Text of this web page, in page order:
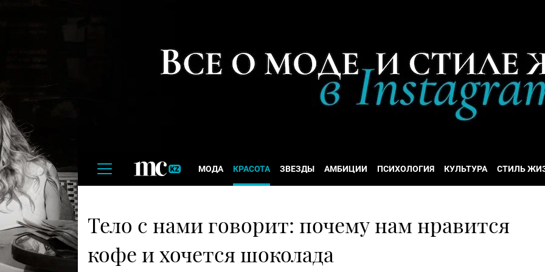
МОДА КРАСОТА ЗВЕЗДЫ АМБИЦИИ ПСИХОЛОГИЯ КУЛЬТУРА СТИЛЬ
Тело с нами говорит: почему нам нравится
кофе и хочется шоколада